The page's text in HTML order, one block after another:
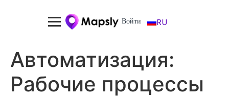
Войти RU
Автоматизация:
Рабочие процессы